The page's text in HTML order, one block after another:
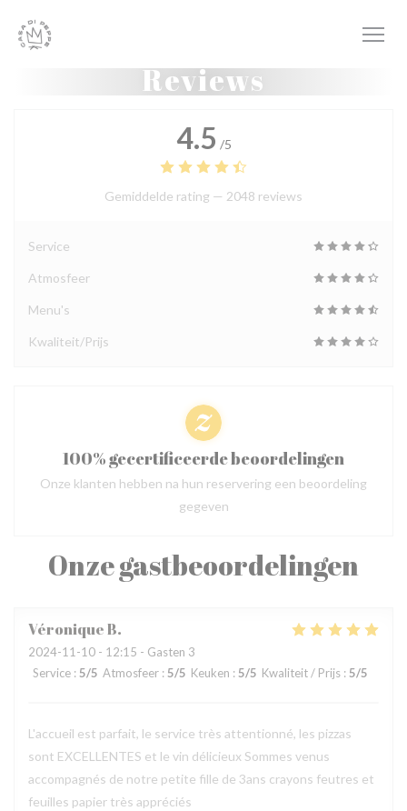
Reviews
Onze gastbeoordelingen
VéroniqueB
2024-11-10 - 12:15 - Gasten 3
Service : 5/5 Atmosfeer : 5/5 Keuken : 5/5 Kwaliteit / Prijs : 5/5
L'accueil est parfait, le service très attentionné, les pizzas
sont EXCELLENTES et le vin délicieux Sommes venus
accompagnés de notre petite fille de 3ans crayons feutres et
feuilles papier très appréciés
4.5 /5
Gemiddelde rating — 2048 reviews
Service
Atmosfeer
Menu's
Kwaliteit/Prijs
100% gecertificeerde beoordelingen
Onze klanten hebben na hun reservering een beoordeling
gegeven